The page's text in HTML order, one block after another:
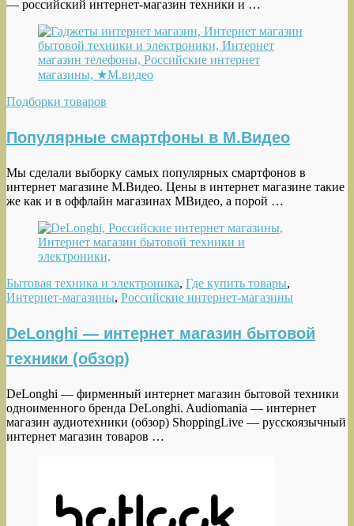
— российский интернет-магазин техники и …
Подборки товаров
Популярные смартфоны в М.Видео
Мы сделали выборку самых популярных смартфонов в
интернет магазине М.Видео. Цены в интернет магазине такие
же как и в оффлайн магазинах МВидео, а порой …
Бытовая техника и электроника, Где купить товары,
Интернет-магазины, Российские интернет-магазины
DeLonghi — интернет магазин бытовой
техники (обзор)
DeLonghi — фирменный интернет магазин бытовой техники
одноименного бренда DeLonghi. Audiomania — интернет
магазин аудиотехники (обзор) ShoppingLive — русскоязычный
интернет магазин товаров …